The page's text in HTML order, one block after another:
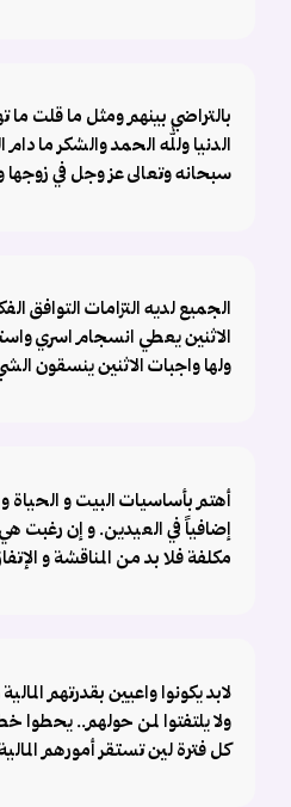
بالتراضي بينهم ومثل ما قلت
الدنيا ولله الحمد والشكر ما
سبحانه وتعالى عز وجل في زوجها
الجميع لديه التزامات التوافق
الاثنين يعطي انسجام اسري
ولها واجبات الاثنين ينسقون
أهتم بأساسيات البيت و الحياة
إضافياً في العيدين. و إن رغبت
مكلفة فلا بد من المناقشة و
لابد يكونوا واعيين بقدرتهم
ولا يلتفتوا لمن حولهم.. يحطوا
كل فترة لين تستقر أمورهم المالية